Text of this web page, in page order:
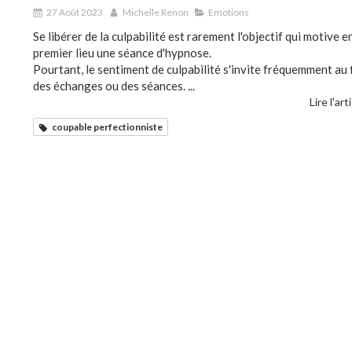
27 Août 2023 Michelle Renon Emotions
Se libérer de la culpabilité est rarement l'objectif qui motive
premier lieu une séance d'hypnose.
Pourtant, le sentiment de culpabilité s'invite fréquemment au
des échanges ou des séances. ...
Lire
coupable perfectionniste